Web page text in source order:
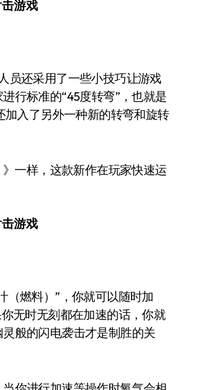
行标准的“45度转弯”，也就是
加入了另外一种新的转弯和旋转
一样，这款新作在玩家快速运
无时无刻都在加速的话，你就
般的闪电袭击才是制胜的关